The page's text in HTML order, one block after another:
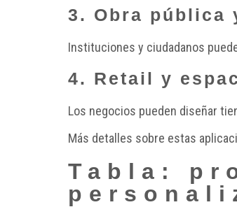
3. Obra pública
Instituciones y ciudadanos
4. Retail y
Los negocios pueden diseñar
Más detalles sobre estas
Tabla: